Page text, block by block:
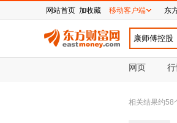
网页
相关结果约58
网站首页 加收藏 移动客户端 东